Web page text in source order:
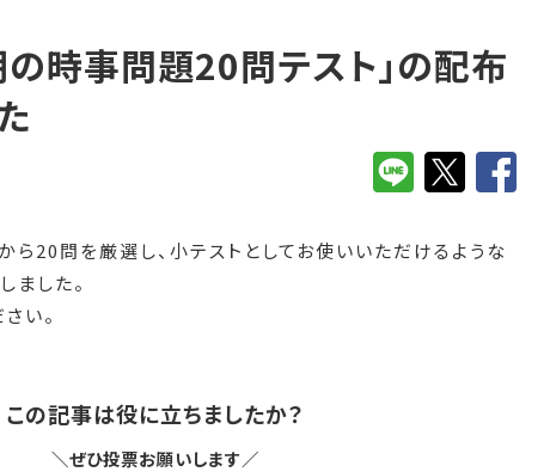
時事問題20問テスト」の配布
20問を厳選し、小テストとしてお使いいただけるような
ました。
い。
この記事は役に立ちましたか？
＼ぜひ投票お願いします／